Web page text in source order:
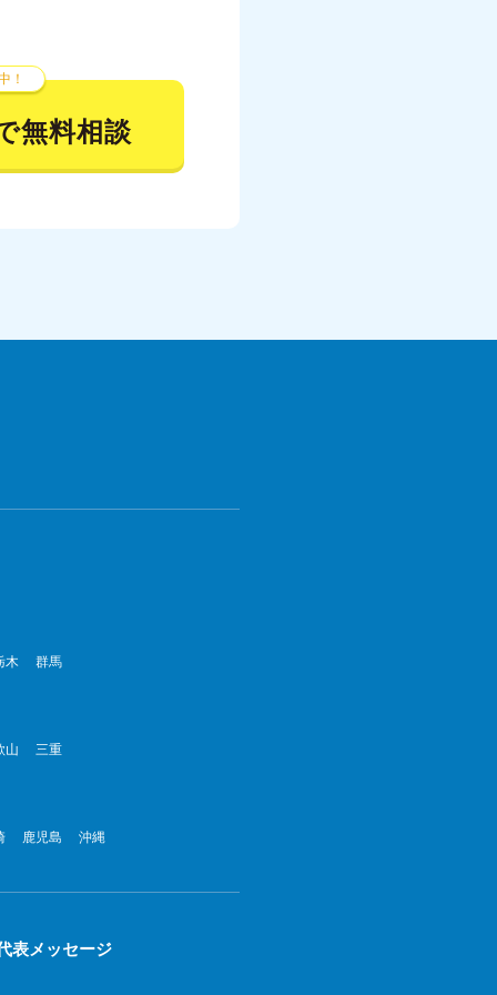
年4月
年12月
年5月
年3月
年12月
年11月
！
無料相談
木 群馬
山 三重
鹿児島 沖縄
表メッセージ